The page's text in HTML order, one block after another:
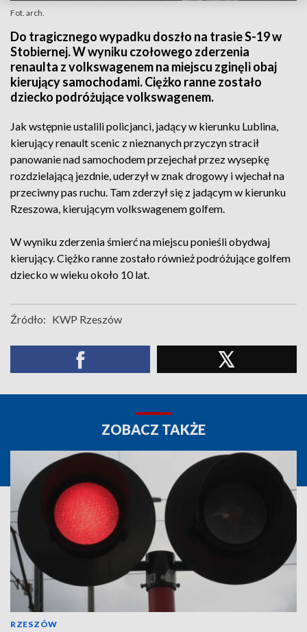
Fot. arch.
Do tragicznego wypadku doszło na trasie S-19 w
Stobiernej. W wyniku czołowego zderzenia
renaulta z volkswagenem na miejscu zginęli obaj
kierujący samochodami. Ciężko ranne zostało
dziecko podróżujące volkswagenem.
Jak wstępnie ustalili policjanci, jadący w kierunku Lublina,
kierujący renault scenic z nieznanych przyczyn stracił
panowanie nad samochodem przejechał przez wysepkę
rozdzielającą jezdnie, uderzył w znak drogowy i wjechał na
przeciwny pas ruchu. Tam zderzył się z jadącym w kierunku
Rzeszowa, kierującym volkswagenem golfem.
W wyniku zderzenia śmierć na miejscu ponieśli obydwaj
kierujący. Ciężko ranne zostało również podróżujące golfem
dziecko w wieku około 10 lat.
Źródło: KWP Rzeszów
ZOBACZ TAKŻE
RZESZÓW